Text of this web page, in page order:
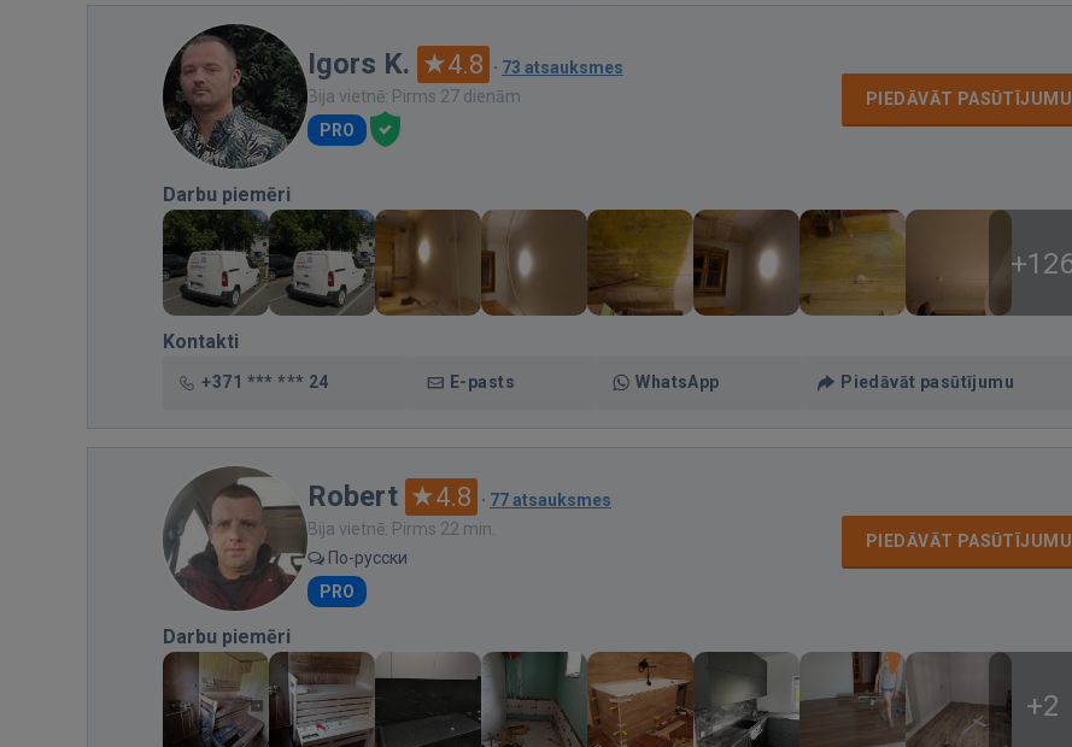
Igors K. 4.8 · 73 atsauksmes
Bija vietnē: Pirms 27 dienām
PRO
PIEDĀVĀT PASŪTĪJUMU
Darbu piemēri
Kontakti
+371 *** *** 24 E-pasts WhatsApp Piedāvāt pasūtījumu
Robert 4.8 · 77 atsauksmes
Bija vietnē: Pirms 22 min.
По-русски
PRO
PIEDĀVĀT PASŪTĪJUMU
Darbu piemēri
+2